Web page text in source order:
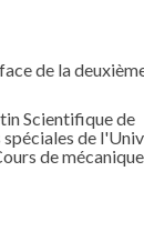
de la
Scientifique de
spéciales de
de